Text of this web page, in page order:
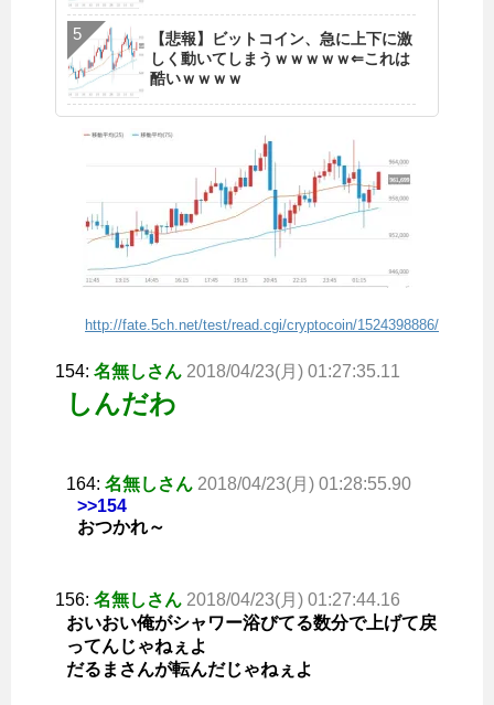
【悲報】ビットコイン、急に上下に激
しく動いてしまうｗｗｗｗｗ⇐これは
酷いｗｗｗｗ
http://fate.5ch.net/test/read.cgi/cryptocoin/1524398886/
154: 名無しさん 2018/04/23(月) 01:27:35.11
しんだわ
164: 名無しさん 2018/04/23(月) 01:28:55.90
>>154
おつかれ～
156: 名無しさん 2018/04/23(月) 01:27:44.16
おいおい俺がシャワー浴びてる数分で上げて戻
ってんじゃねぇよ
だるまさんが転んだじゃねぇよ